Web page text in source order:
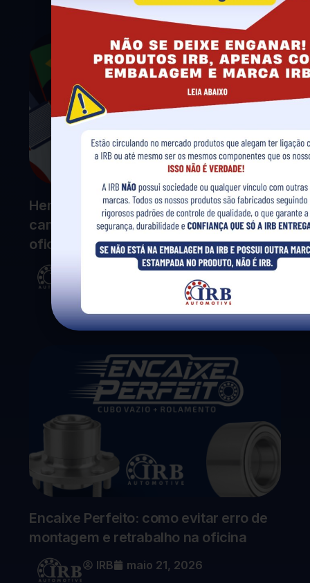
Heróis do Brasil: como participar da
campanha que valoriza o dia a dia da
oficina
junho 12, 2026
Encaixe Perfeito: como evitar erro de
montagem e retrabalho na oficina
IRB maio 21, 2026